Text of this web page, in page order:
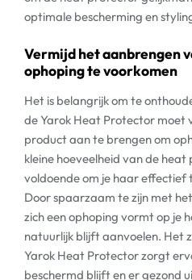
optimale bescherming en
Vermijd het aanbrengen
ophoping te voorkomen
Het is belangrijk om te
de Yarok Heat Protector moet
product aan te brengen om
kleine hoeveelheid van de
voldoende om je haar effectief
Door spaarzaam te zijn met
zich een ophoping vormt op je
natuurlijk blijft aanvoelen. Het
Yarok Heat Protector zorgt
beschermd blijft en er gezond